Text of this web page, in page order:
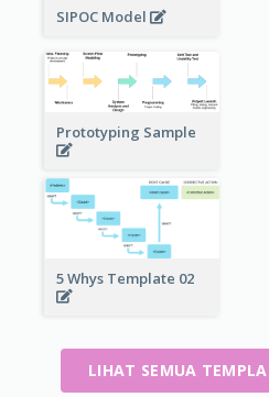
SIPOC Model
Prototyping Sample
5 Whys Template 02
LIHAT SEMUA